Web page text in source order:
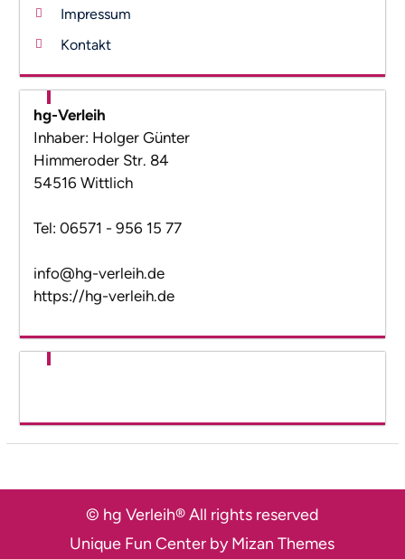
Impressum
Kontakt
hg-Verleih
Inhaber: Holger Günter
Himmeroder Str. 84
54516 Wittlich
Tel: 06571 - 956 15 77
info@hg-verleih.de
https://hg-verleih.de
© hg Verleih® All rights reserved
Unique Fun Center byMizan Themes